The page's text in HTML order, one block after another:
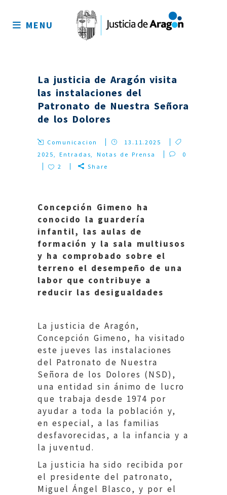
sitio
MENU
La justicia de Aragón visita
las instalaciones del
Patronato de Nuestra Señora
de los Dolores
Comunicacion
13.11.2025
2025,Entradas, Notas de Prensa
0
2
Share
Concepción Gimeno ha
conocido la guardería
infantil, las aulas de
formación y la sala multiusos
y ha comprobado sobre el
terreno el desempeño de una
labor que contribuye a
reducir las desigualdades
La justicia de Aragón,
Concepción Gimeno, ha visitado
este jueves las instalaciones
del Patronato de Nuestra
Señora de los Dolores (NSD),
una entidad sin ánimo de lucro
que trabaja desde 1974 por
ayudar a toda la población y,
en especial, a las familias
desfavorecidas, a la infancia y a
la juventud.
La justicia ha sido recibida por
el presidente del patronato,
Miguel Ángel Blasco, y por el